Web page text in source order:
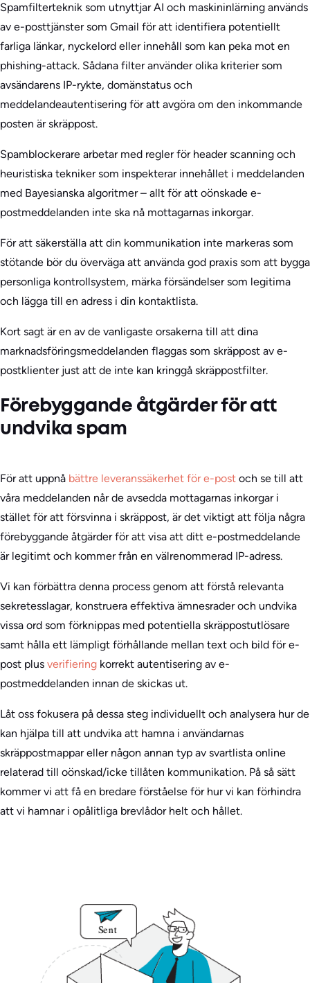
Spamfilterteknik som utnyttjar AI och maskininlärning används
av e-posttjänster som Gmail för att identifiera potentiellt
farliga länkar, nyckelord eller innehåll som kan peka mot en
phishing-attack. Sådana filter använder olika kriterier som
avsändarens IP-rykte, domänstatus och
meddelandeautentisering för att avgöra om den inkommande
posten är skräppost.
Spamblockerare arbetar med regler för header scanning och
heuristiska tekniker som inspekterar innehållet i meddelanden
med Bayesianska algoritmer – allt för att oönskade e-
postmeddelanden inte ska nå mottagarnas inkorgar.
För att säkerställa att din kommunikation inte markeras som
stötande bör du överväga att använda god praxis som att bygga
personliga kontrollsystem, märka försändelser som legitima
och lägga till en adress i din kontaktlista.
Kort sagt är en av de vanligaste orsakerna till att dina
marknadsföringsmeddelanden flaggas som skräppost av e-
postklienter just att de inte kan kringgå skräppostfilter.
Förebyggande åtgärder för att
undvika spam
För att uppnå bättre leveranssäkerhet för e-post och se till att
våra meddelanden når de avsedda mottagarnas inkorgar i
stället för att försvinna i skräppost, är det viktigt att följa några
förebyggande åtgärder för att visa att ditt e-postmeddelande
är legitimt och kommer från en välrenommerad IP-adress.
Vi kan förbättra denna process genom att förstå relevanta
sekretesslagar, konstruera effektiva ämnesrader och undvika
vissa ord som förknippas med potentiella skräppostutlösare
samt hålla ett lämpligt förhållande mellan text och bild för e-
post plus verifiering korrekt autentisering av e-
postmeddelanden innan de skickas ut.
Låt oss fokusera på dessa steg individuellt och analysera hur de
kan hjälpa till att undvika att hamna i användarnas
skräppostmappar eller någon annan typ av svartlista online
relaterad till oönskad/icke tillåten kommunikation. På så sätt
kommer vi att få en bredare förståelse för hur vi kan förhindra
att vi hamnar i opålitliga brevlådor helt och hållet.